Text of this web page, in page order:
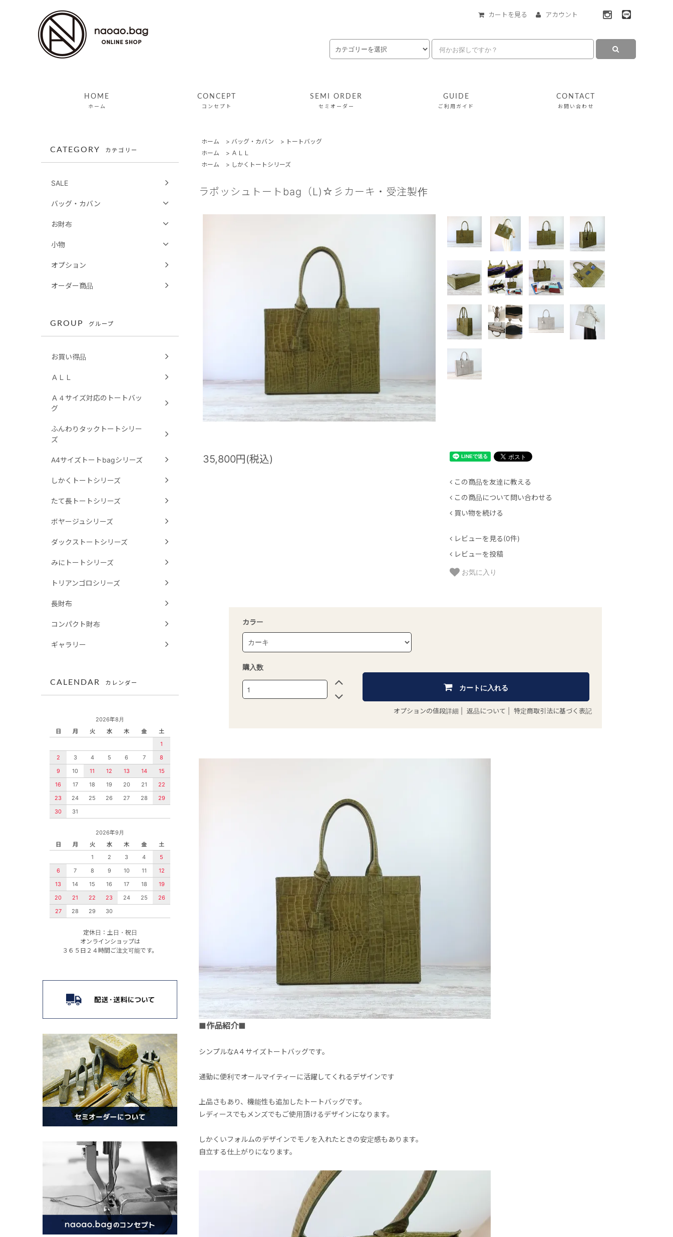
カートを見る アカウント
HOME
ホーム
CONCEPT
コンセプト
SEMI ORDER
セミオーダー
GUIDE
ご利用ガイド
CONTACT
お問い合わせ
ホーム > バッグ・カバン > トートバッグ
ホーム
> ＡＬＬ
ホーム
> しかくトートシリーズ
ラポッシュトートbag（L)☆彡カーキ・受注製作
35,800円(税込)
この商品を友達に教える
この商品について問い合わせる
買い物を続ける
レビューを見る(0件)
レビューを投稿
お気に入り
カラー
購入数
カートに入れる
オプションの値段詳細 返品について 特定商取引法に基づく表記
■作品紹介■
シンプルなA４サイズトートバッグです。
通勤に便利でオールマイティーに活躍してくれるデザインです
上品さもあり、機能性も追加したトートバッグです。
レディースでもメンズでもご使用頂けるデザインになります。
しかくいフォルムのデザインでモノを入れたときの安定感もあります。
自立する仕上がりになります。
CATEGORY カテゴリー
SALE
バッグ・カバン
お財布
小物
オプション
オーダー商品
GROUP グループ
お買い得品
ＡＬＬ
Ａ４サイズ対応のトートバッ
グ
ふんわりタックトートシリー
ズ
A4サイズトートbagシリーズ
しかくトートシリーズ
たて長トートシリーズ
ボヤージュシリーズ
ダックストートシリーズ
みにトートシリーズ
トリアンゴロシリーズ
長財布
コンパクト財布
ギャラリー
CALENDAR カレンダー
2026年8月
日
月 火 水 木 金
土
1
2
3 4 5 6 7
8
9
10 11 12 13 14
15
16
17 18 19 20 21
22
23
24 25 26 27 28
29
30
31
2026年9月
日
月 火 水 木 金
土
1
2 3 4
5
6
7 8 9 10 11
12
13
14 15 16 17 18
19
20
21 22 23 24 25
26
27
28 29 30
定休日：土日・祝日
オンラインショップは
３６５日２４時間ご注文可能です。